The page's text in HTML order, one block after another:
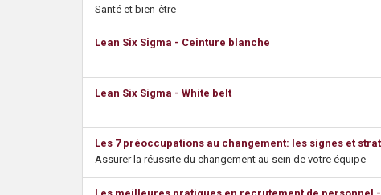
Santé et bien-être
Lean Six Sigma - Ceinture blanche
Lean Six Sigma - White belt
Les 7 préoccupations au changement: les signes et
Assurer la réussite du changement au sein de votre équipe